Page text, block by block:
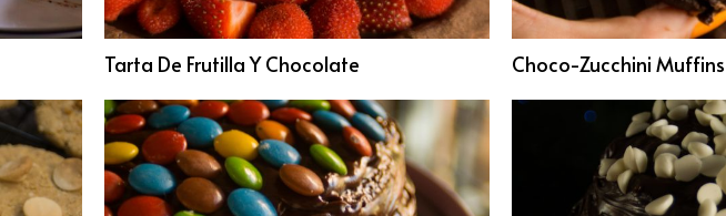
Tarta De Frutilla Y Chocolate Choco-Zucchini Muffins